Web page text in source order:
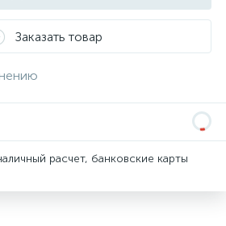
Заказать товар
расчет, банковские карты